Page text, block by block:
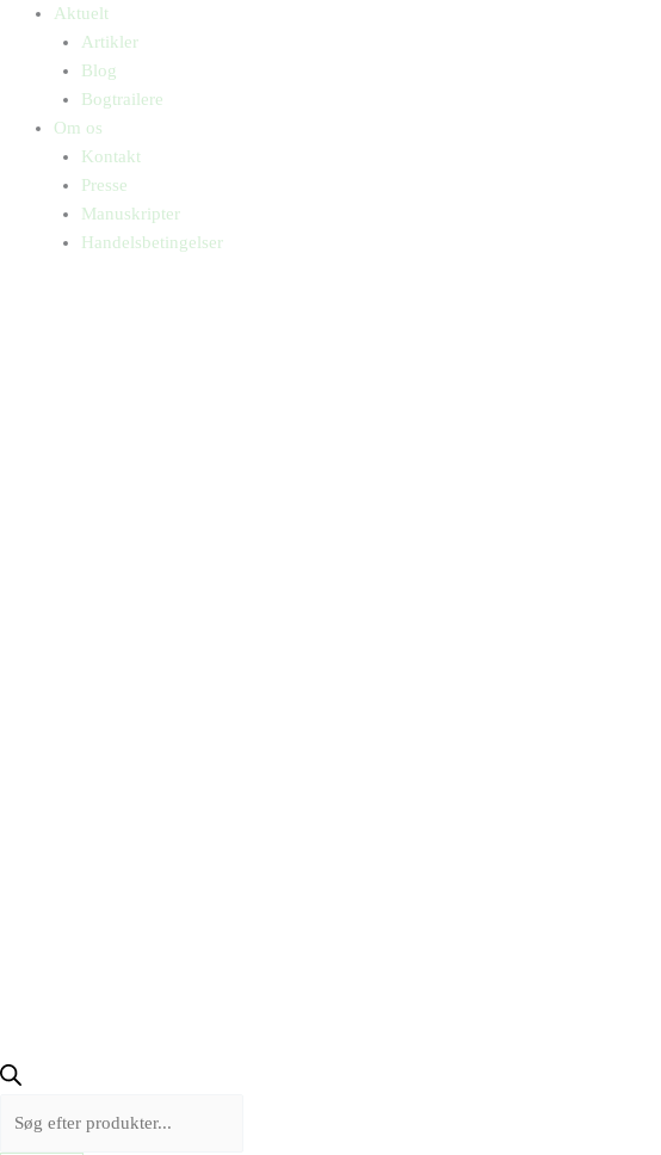
Aktuelt
Artikler
Blog
Bogtrailere
Om os
Kontakt
Presse
Manuskripter
Handelsbetingelser